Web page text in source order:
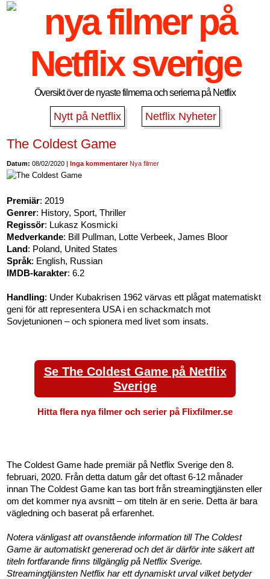
Översikt över de nyaste filmerna och serierna på Netflix
Nytt på Netflix Netflix Nyheter
The Coldest Game
Datum: 08/02/2020 |Inga kommentarer Nya filmer
Premiär: 2019
Genrer: History, Sport, Thriller
Regissör: Lukasz Kosmicki
Medverkande: Bill Pullman, Lotte Verbeek, James Bloor
Land: Poland, United States
Språk: English, Russian
IMDB-karakter: 6.2
Handling: Under Kubakrisen 1962 värvas ett plågat matematiskt
geni för att representera USA i en schackmatch mot
Sovjetunionen – och spionera med livet som insats.
Se The Coldest Game på Netflix
Sverige
Hitta flera nya filmer och serier på Flixfilmer.se
The Coldest Game hade premiär på Netflix Sverige den 8.
februari, 2020. Från detta datum går det oftast 6-12 månader
innan The Coldest Game kan tas bort från streamingtjänsten eller
om det kommer nya avsnitt – om titeln är en serie. Detta är bara
vägledning och baserat på erfarenhet.
Notera vänligast att ovanstående information till The Coldest
Game är automatiskt genererad och det är därför inte säkert att
titeln fortfarande finns tillgänglig på Netflix Sverige.
Streamingtjänsten Netflix har ett dynamiskt urval vilket betyder